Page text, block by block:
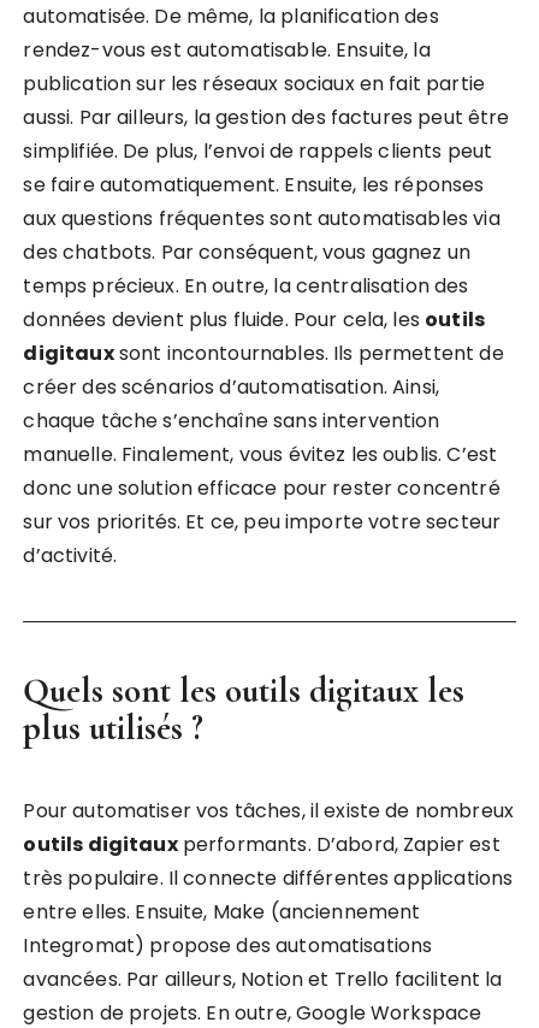
automatisée. De même, la planification des
rendez-vous est automatisable. Ensuite, la
publication sur les réseaux sociaux en fait partie
aussi. Par ailleurs, la gestion des factures peut être
simplifiée. De plus, l’envoi de rappels clients peut
se faire automatiquement. Ensuite, les réponses
aux questions fréquentes sont automatisables via
des chatbots. Par conséquent, vous gagnez un
temps précieux. En outre, la centralisation des
données devient plus fluide. Pour cela, les outils
digitauxsont incontournables. Ils permettent de
créer des scénarios d’automatisation. Ainsi,
chaque tâche s’enchaîne sans intervention
manuelle. Finalement, vous évitez les oublis. C’est
donc une solution efficace pour rester concentré
sur vos priorités. Et ce, peu importe votre secteur
d’activité.
Quels sont les outils digitaux les
plus utilisés ?
Pour automatiser vos tâches, il existe de nombreux
outils digitauxperformants. D’abord, Zapier est
très populaire. Il connecte différentes applications
entre elles. Ensuite, Make (anciennement
Integromat) propose des automatisations
avancées. Par ailleurs, Notion et Trello facilitent la
gestion de projets. En outre, Google Workspace